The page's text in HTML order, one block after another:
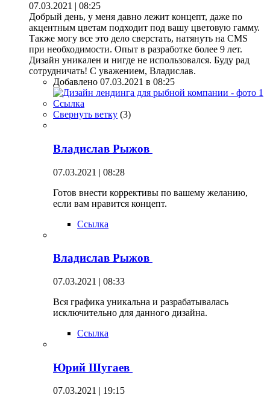
07.03.2021 | 08:25
Добрый день, у меня давно лежит концепт, даже по
акцентным цветам подходит под вашу цветовую гамму.
Также могу все это дело сверстать, натянуть на CMS
при необходимости. Опыт в разработке более 9 лет.
Дизайн уникален и нигде не использовался. Буду рад
сотрудничать! С уважением, Владислав.
Добавлено 07.03.2021 в 08:25
Ссылка
Свернуть ветку (3)
Владислав Рыжов
07.03.2021 | 08:28
Готов внести коррективы по вашему желанию,
если вам нравится концепт.
Ссылка
Владислав Рыжов
07.03.2021 | 08:33
Вся графика уникальна и разрабатывалась
исключительно для данного дизайна.
Ссылка
Юрий Шугаев
07.03.2021 | 19:15